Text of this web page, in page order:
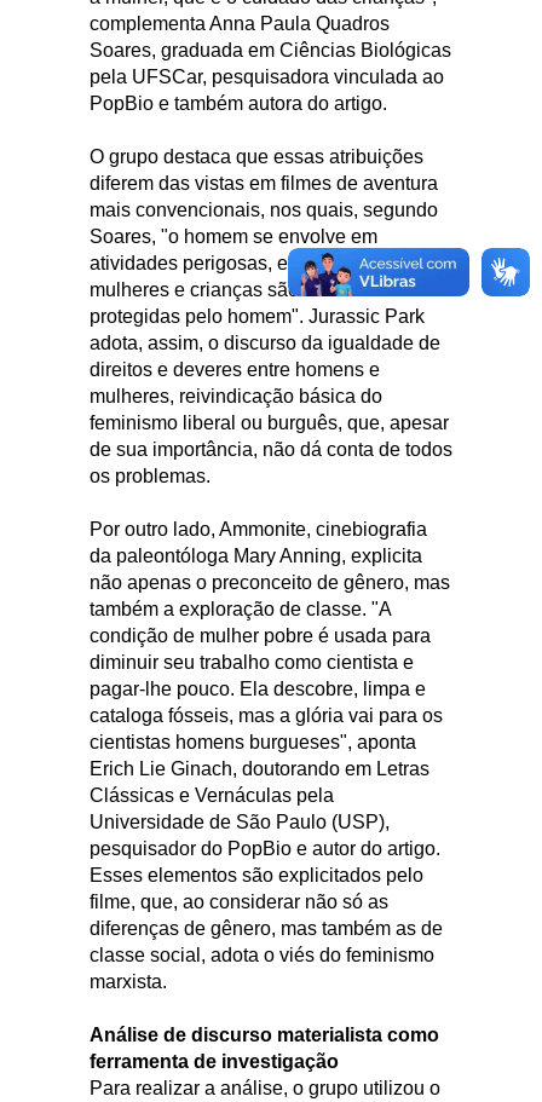
complementa Anna Paula Quadros
Soares, graduada em Ciências Biológicas
pela UFSCar, pesquisadora vinculada ao
PopBio e também autora do artigo.
O grupo destaca que essas atribuições
diferem das vistas em filmes de aventura
mais convencionais, nos quais, segundo
Soares, "o homem se envolve em
atividades perigosas, enquanto as
mulheres e crianças são cuidadas e
protegidas pelo homem". Jurassic Park
adota, assim, o discurso da igualdade de
direitos e deveres entre homens e
mulheres, reivindicação básica do
feminismo liberal ou burguês, que, apesar
de sua importância, não dá conta de todos
os problemas.
Por outro lado, Ammonite, cinebiografia
da paleontóloga Mary Anning, explicita
não apenas o preconceito de gênero, mas
também a exploração de classe. "A
condição de mulher pobre é usada para
diminuir seu trabalho como cientista e
pagar-lhe pouco. Ela descobre, limpa e
cataloga fósseis, mas a glória vai para os
cientistas homens burgueses", aponta
Erich Lie Ginach, doutorando em Letras
Clássicas e Vernáculas pela
Universidade de São Paulo (USP),
pesquisador do PopBio e autor do artigo.
Esses elementos são explicitados pelo
filme, que, ao considerar não só as
diferenças de gênero, mas também as de
classe social, adota o viés do feminismo
marxista.
Análise de discurso materialista como
ferramenta de investigação
Para realizar a análise, o grupo utilizou o